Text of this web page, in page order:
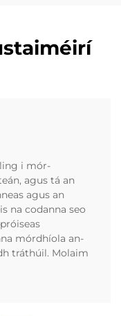
i mór-
agus tá an
agus an
na codanna seo
mórdhíola an-
tráthúil. Molaim